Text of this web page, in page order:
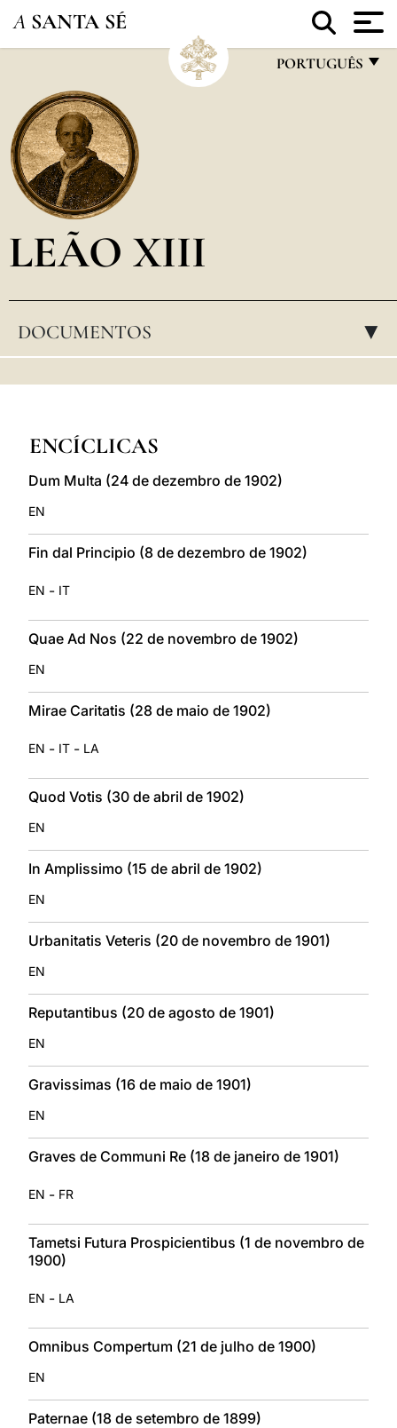
A SANTA SÉ
PORTUGUÊS
POLSKI
LEÃO XIII
DOCUMENTOS ▸
ENCÍCLICAS
Dum Multa (24 de dezembro de 1902)
EN
Fin dal Principio (8 de dezembro de 1902)
EN - IT
Quae Ad Nos (22 de novembro de 1902)
EN
Mirae Caritatis (28 de maio de 1902)
EN - IT - LA
Quod Votis (30 de abril de 1902)
EN
In Amplissimo (15 de abril de 1902)
EN
Urbanitatis Veteris (20 de novembro de 1901)
EN
Reputantibus (20 de agosto de 1901)
EN
Gravissimas (16 de maio de 1901)
EN
Graves de Communi Re (18 de janeiro de 1901)
EN - FR
Tametsi Futura Prospicientibus (1 de novembro de
1900)
EN - LA
Omnibus Compertum (21 de julho de 1900)
EN
Paternae (18 de setembro de 1899)